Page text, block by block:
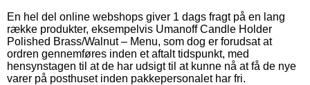
En hel del online webshops giver 1 dags fragt på en lang
række produkter, eksempelvis Umanoff Candle Holder
Polished Brass/Walnut – Menu, som dog er forudsat at
ordren gennemføres inden et aftalt tidspunkt, med
hensynstagen til at de har udsigt til at kunne nå at få de nye
varer på posthuset inden pakkepersonalet har fri.